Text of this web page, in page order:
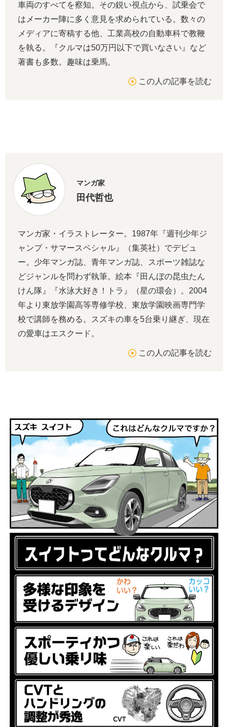
車両のすべてを察知。その鋭い視点から、試乗会で
はメーカー陣に多く意見を求められている。数々の
メディアに寄稿する他、工業高校の自動車科で教鞭
を執る。『クルマは50万円以下で買いなさい』など
著書も多数。趣味は乗馬。
この人の記事を読む
マンガ家
田代哲也
マンガ家・イラストレーター。1987年『週刊少年ジ
ャンプ・サマースペシャル』（集英社）でデビュ
ー。少年マンガ誌、青年マンガ誌、スポーツ雑誌な
どジャンルを問わず執筆。絵本『田んぼの昆虫たん
けん隊』『水泳大好き！トラ』（星の環会）。2004
年より東放学園高等専修学校、東放学園映画専門学
校で講師を務める。スズキの車を5台乗り継ぎ、現在
の愛車はエスクード。
この人の記事を読む